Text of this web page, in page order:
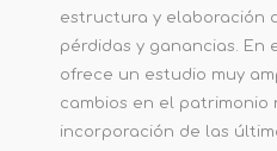
estructura y elaboración
pérdidas y ganancias. En
ofrece un estudio muy
cambios en el patrimonio
incorporación de las